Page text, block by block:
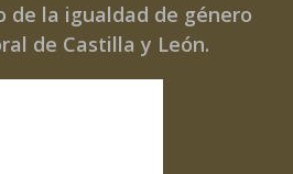
de la igualdad de género
de Castilla y León.